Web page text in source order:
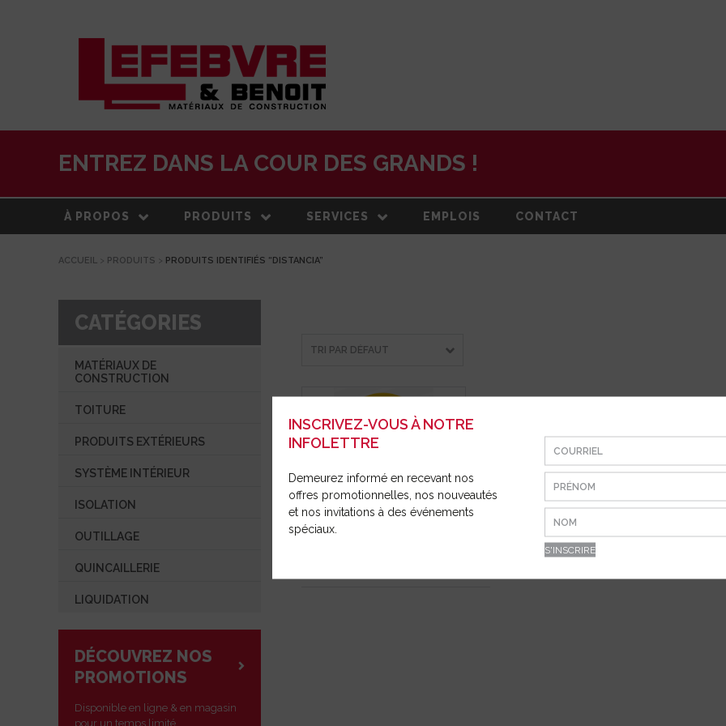
ENTREZ DANS LA COUR DES GRANDS !
À PROPOS
À PROPOS
ÉQUIPE
COMMUNIQUÉ DE PRESSE
OUVRIR UN COMPTE
PRODUITS
MATÉRIAUX DE
SERVICES
LIVRAISON
EMPLOIS CONTACT
ACCUEIL > PRODUITS > PRODUITS IDENTIFIÉS “DISTANCIA”
CATÉGORIES
MATÉRIAUX DE
CONSTRUCTION
TOITURE
PRODUITS EXTÉRIEURS
SYSTÈME INTÉRIEUR
ISOLATION
OUTILLAGE
QUINCAILLERIE
LIQUIDATION
DÉCOUVREZ NOS
PROMOTIONS
Disponible en ligne & en magasin
pour un temps limité.
COLLANT DISTANCIATION
INSCRIVEZ-VOUS À NOTRE
INFOLETTRE
Demeurez informé en recevant nos
offres promotionnelles, nos nouveautés
et nos invitations à des événements
spéciaux.